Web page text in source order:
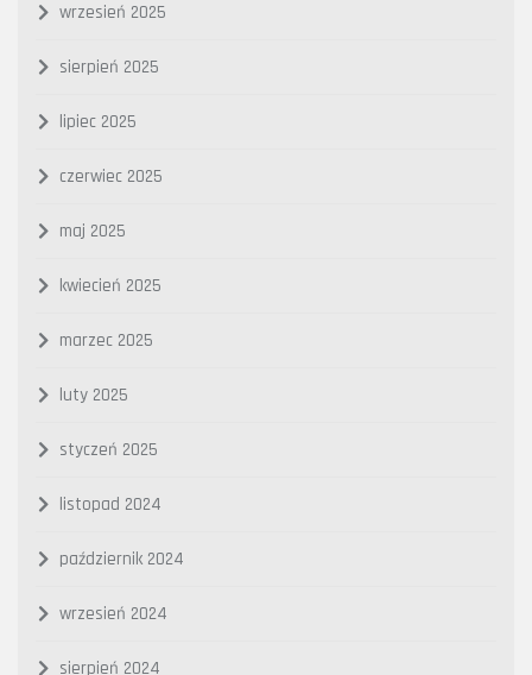
wrzesień 2025
sierpień 2025
lipiec 2025
czerwiec 2025
maj 2025
kwiecień 2025
marzec 2025
luty 2025
styczeń 2025
listopad 2024
październik 2024
wrzesień 2024
sierpień 2024